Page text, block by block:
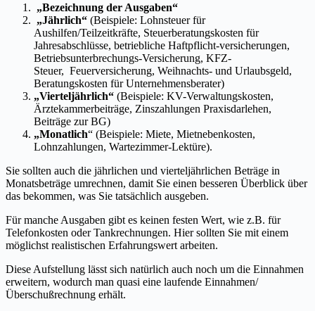
„Bezeichnung der Ausgaben“
„Jährlich“ (Beispiele: Lohnsteuer für
Aushilfen/Teilzeitkräfte, Steuerberatungskosten für
Jahresabschlüsse, betriebliche Haftpflicht-versicherungen,
Betriebsunterbrechungs-Versicherung, KFZ-
Steuer, Feuerversicherung, Weihnachts- und Urlaubsgeld,
Beratungskosten für Unternehmensberater)
„Vierteljährlich“ (Beispiele: KV-Verwaltungskosten,
Ärztekammerbeiträge, Zinszahlungen Praxisdarlehen,
Beiträge zur BG)
„Monatlich“ (Beispiele: Miete, Mietnebenkosten,
Lohnzahlungen, Wartezimmer-Lektüre).
Sie sollten auch die jährlichen und vierteljährlichen Beträge in
Monatsbeträge umrechnen, damit Sie einen besseren Überblick über
das bekommen, was Sie tatsächlich ausgeben.
Für manche Ausgaben gibt es keinen festen Wert, wie z.B. für
Telefonkosten oder Tankrechnungen. Hier sollten Sie mit einem
möglichst realistischen Erfahrungswert arbeiten.
Diese Aufstellung lässt sich natürlich auch noch um die Einnahmen
erweitern, wodurch man quasi eine laufende Einnahmen/
Überschußrechnung erhält.